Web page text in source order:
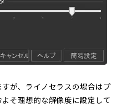
が、ライノセラスの場合はプ
そ理想的な解像度に設定して